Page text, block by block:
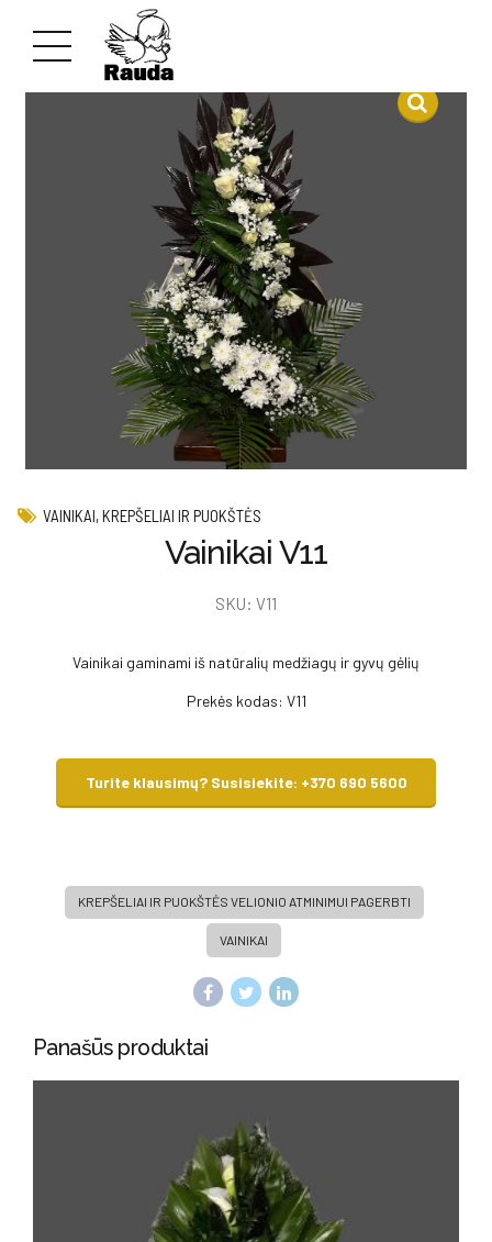
VAINIKAI, KREPŠELIAI IR PUOKŠTĖS
Vainikai V11
SKU: V11
Vainikai gaminami iš natūralių medžiagų ir gyvų gėlių
Prekės kodas: V11
Turite klausimų? Susisiekite: +370 690 5600
KREPŠELIAI IR PUOKŠTĖS VELIONIO ATMINIMUI PAGERBTI
VAINIKAI
Panašūs produktai